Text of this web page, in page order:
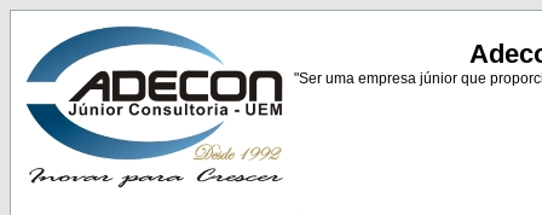
"Ser uma empresa júnior que